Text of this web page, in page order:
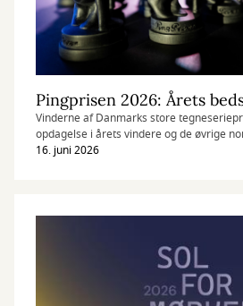
Vinderne af Danmarks store
opdagelse i årets vindere og de øvrige
16. juni 2026